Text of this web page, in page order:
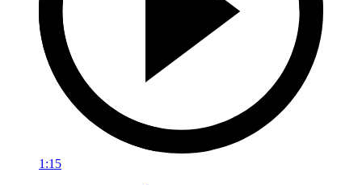
1:15